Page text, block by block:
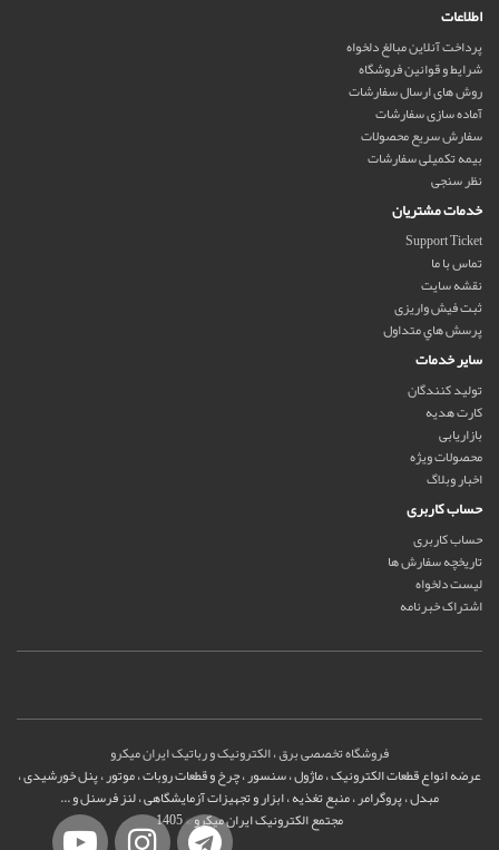
اطلاعات
پرداخت آنلاین مبالغ دلخواه
شرایط و قوانین فروشگاه
روش های ارسال سفارشات
آماده سازی سفارشات
سفارش سریع محصولات
بیمه تکمیلی سفارشات
نظر سنجی
خدمات مشتریان
Support Ticket
تماس با ما
نقشه سایت
ثبت فیش واریزی
پرسش هاي متداول
سایر خدمات
تولید کنندگان
کارت هدیه
بازاریابی
محصولات ویژه
اخبار وبلاگ
حساب کاربری
حساب کاربری
تاریخچه سفارش ها
لیست دلخواه
اشتراک خبرنامه
فروشگاه تخصصی برق ، الکترونیک و رباتیک ایران میکرو
عرضه انواع قطعات الکترونیک ، ماژول ، سنسور ، چرخ و قطعات روبات ، موتور ، پنل خورشیدی ،
مبدل ، پروگرامر ، منبع تغذیه ، ابزار و تجهیزات آزمایشگاهی ، لنز فرسنل و ...
مجتمع الکترونیک ایران میکرو © 1405